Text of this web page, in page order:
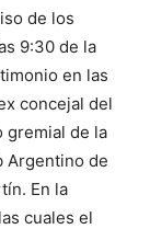
de los
9:30 de la
en las
concejal del
gremial de la
Argentino de
En la
cuales el